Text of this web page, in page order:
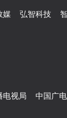
媒 弘智科技
电视局 中国广电